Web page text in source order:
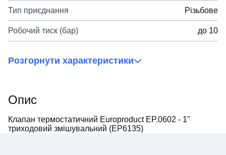
Тип приєднання Різьбове
Робочий тиск (бар) до 10
Розгорнути характеристики
Опис
Клапан термостатичний Europroduct EP.0602 - 1''
триходовий змішувальний (EP6135)